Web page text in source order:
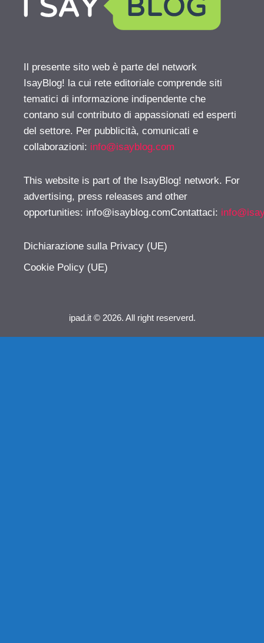
Il presente sito web è parte del network
IsayBlog! la cui rete editoriale comprende siti
tematici di informazione indipendente che
contano sul contributo di appassionati ed esperti
del settore. Per pubblicità, comunicati e
collaborazioni: info@isayblog.com
This website is part of the IsayBlog! network. For
advertising, press releases and other
opportunities: info@isayblog.comContattaci:
Dichiarazione sulla Privacy (UE)
Cookie Policy (UE)
ipad.it © 2026. All right reserverd.